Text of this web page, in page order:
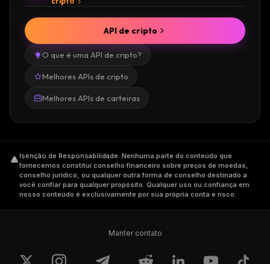
O que é uma API de cripto?
Melhores APIs de cripto
Melhores APIs de carteiras
API de cripto
Isenção de Responsabilidade. Nenhuma parte do conteúdo que
fornecemos constitui conselho financeiro sobre preços de moedas,
conselho jurídico, ou qualquer outra forma de conselho destinado a
você confiar para qualquer propósito. Qualquer uso ou confiança em
nosso conteúdo é exclusivamente por sua própria conta e risco.
Manter contato